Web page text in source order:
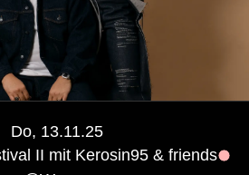
Do, 13.11.25
II mit Kerosin95 & friends